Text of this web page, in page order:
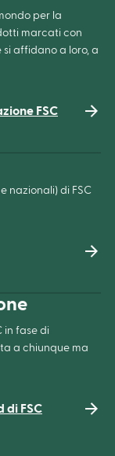
per la
marcati con
si affidano a loro, a
FSC
nazionali) di FSC
in fase di
a chiunque ma
di FSC